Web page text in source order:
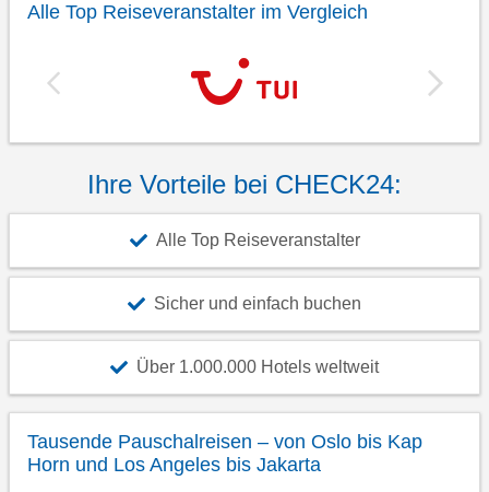
Alle Top Reiseveranstalter im Vergleich
Ihre Vorteile bei CHECK24:
Alle Top Reiseveranstalter
Sicher und einfach buchen
Über 1.000.000 Hotels weltweit
Tausende Pauschalreisen – von Oslo bis Kap
Horn und Los Angeles bis Jakarta